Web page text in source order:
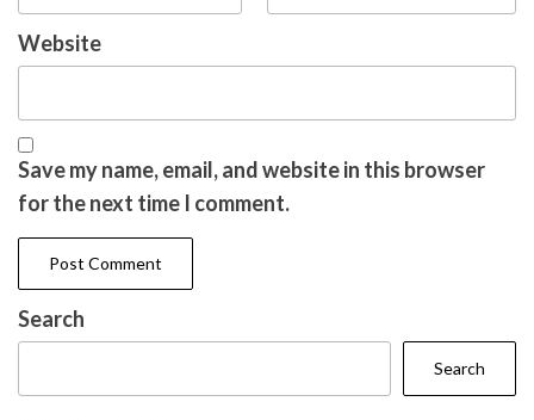
Website
Save my name, email, and website in this browser
for the next time I comment.
Search
Search